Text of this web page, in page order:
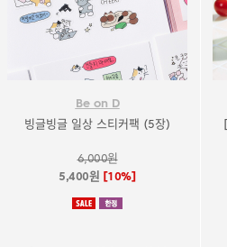
Be on D
빙글빙글 일상 스티커팩 (5장)
6,000원
5,400원 [10%]